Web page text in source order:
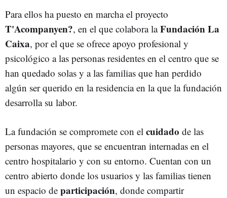
Para ellos ha puesto en marcha el proyecto
T'Acompanyen?, en el que colabora laFundación La
Caixa, por el que se ofrece apoyo profesional y
psicológico a las personas residentes en el centro que se
han quedado solas y a las familias que han perdido
algún ser querido en la residencia en la que la fundación
desarrolla su labor.
La fundación se compromete con el cuidado de las
personas mayores, que se encuentran internadas en el
centro hospitalario y con su entorno. Cuentan con un
centro abierto donde los usuarios y las familias tienen
un espacio de participación, donde compartir